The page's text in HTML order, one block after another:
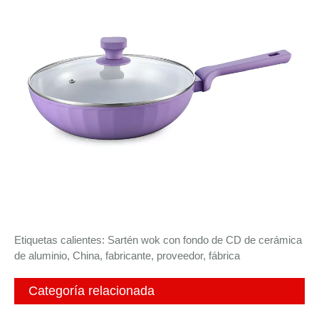
Etiquetas calientes: Sartén wok con fondo de CD de cerámica
de aluminio, China, fabricante, proveedor, fábrica
Categoría relacionada